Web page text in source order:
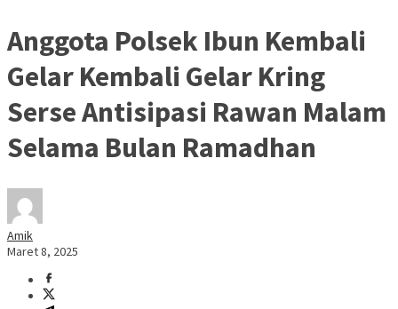
Anggota Polsek Ibun Kembali
Gelar Kembali Gelar Kring
Serse Antisipasi Rawan Malam
Selama Bulan Ramadhan
Amik
Maret 8, 2025